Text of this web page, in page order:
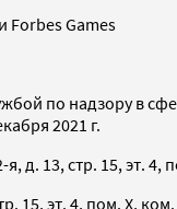
Forbes Games
по надзору в
2021 г.
д. 13, стр. 15, эт. 4,
15, эт. 4, пом. X, ком.